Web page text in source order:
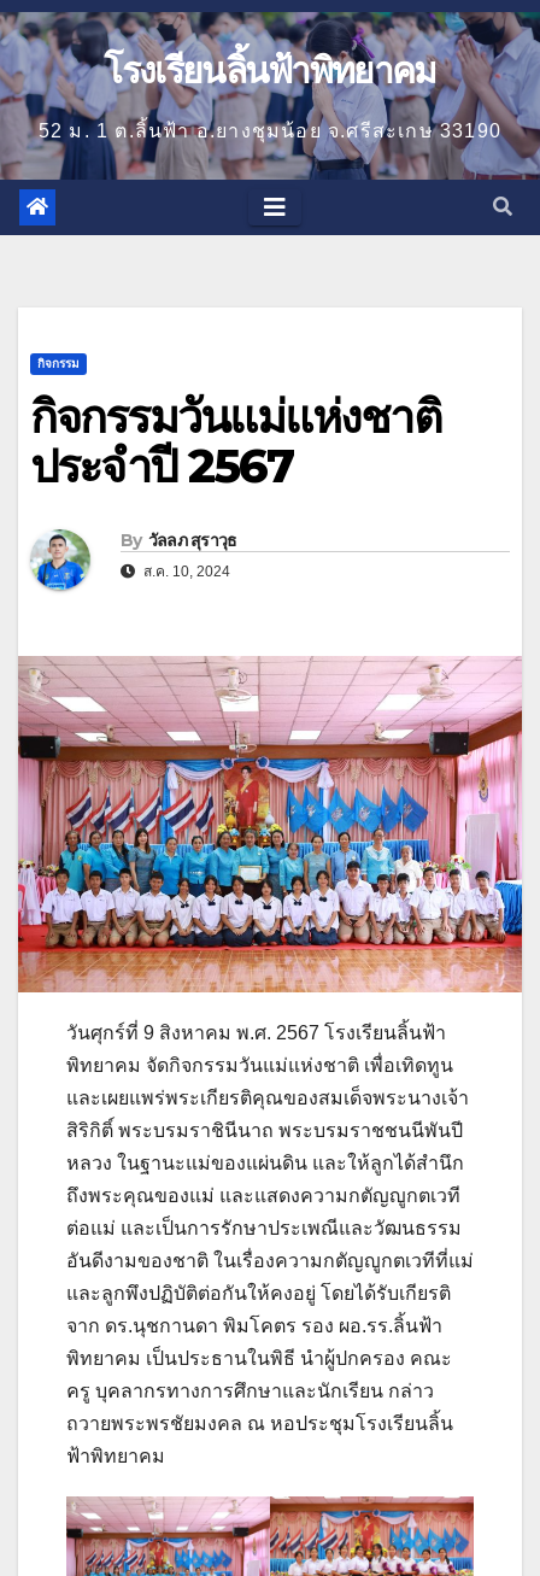
โรงเรียนลิ้นฟ้าพิทยาคม
52 ม. 1 ต.ลิ้นฟ้า อ.ยางชุมน้อย จ.ศรีสะเกษ 33190
กิจกรรม
กิจกรรมวันแม่แห่งชาติ
ประจำปี 2567
By วัลลภ สุราวุธ
ส.ค. 10, 2024
วันศุกร์ที่ 9 สิงหาคม พ.ศ. 2567 โรงเรียนลิ้นฟ้า
พิทยาคม จัดกิจกรรมวันแม่แห่งชาติ เพื่อเทิดทูน
และเผยแพร่พระเกียรติคุณของสมเด็จพระนางเจ้า
สิริกิติ์ พระบรมราชินีนาถ พระบรมราชชนนีพันปี
หลวง ในฐานะแม่ของแผ่นดิน และให้ลูกได้สำนึก
ถึงพระคุณของแม่ และแสดงความกตัญญูกตเวที
ต่อแม่ และเป็นการรักษาประเพณีและวัฒนธรรม
อันดีงามของชาติ ในเรื่องความกตัญญูกตเวทีที่แม่
และลูกพึงปฏิบัติต่อกันให้คงอยู่ โดยได้รับเกียรติ
จาก ดร.นุชกานดา พิมโคตร รอง ผอ.รร.ลิ้นฟ้า
พิทยาคม เป็นประธานในพิธี นำผู้ปกครอง คณะ
ครู บุคลากรทางการศึกษาและนักเรียน กล่าว
ถวายพระพรชัยมงคล ณ หอประชุมโรงเรียนลิ้น
ฟ้าพิทยาคม